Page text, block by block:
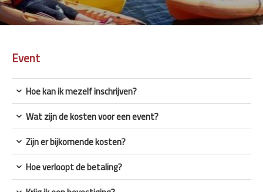
Event
Hoe kan ik mezelf inschrijven?
Wat zijn de kosten voor een event?
Zijn er bijkomende kosten?
Hoe verloopt de betaling?